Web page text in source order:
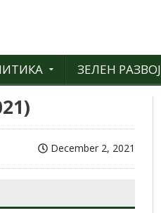
ЗЕЛЕН РАЗВОЈ
December 2, 2021